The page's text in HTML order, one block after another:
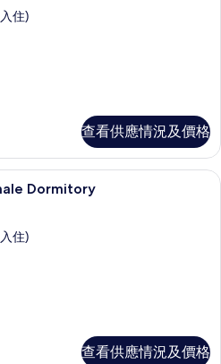
住)
查看供應情況及價格
Bed in a Shared 6-bed Female
Dormitory
住)
查看供應情況及價格